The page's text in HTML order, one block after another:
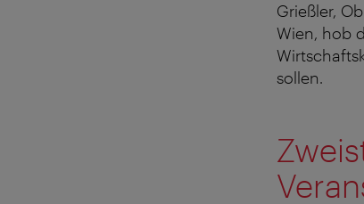
Grießler,
Wien, hob
sollen.